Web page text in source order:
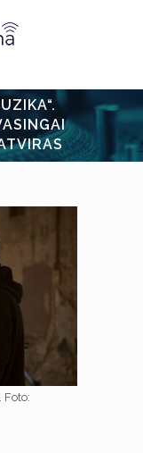
Foto: